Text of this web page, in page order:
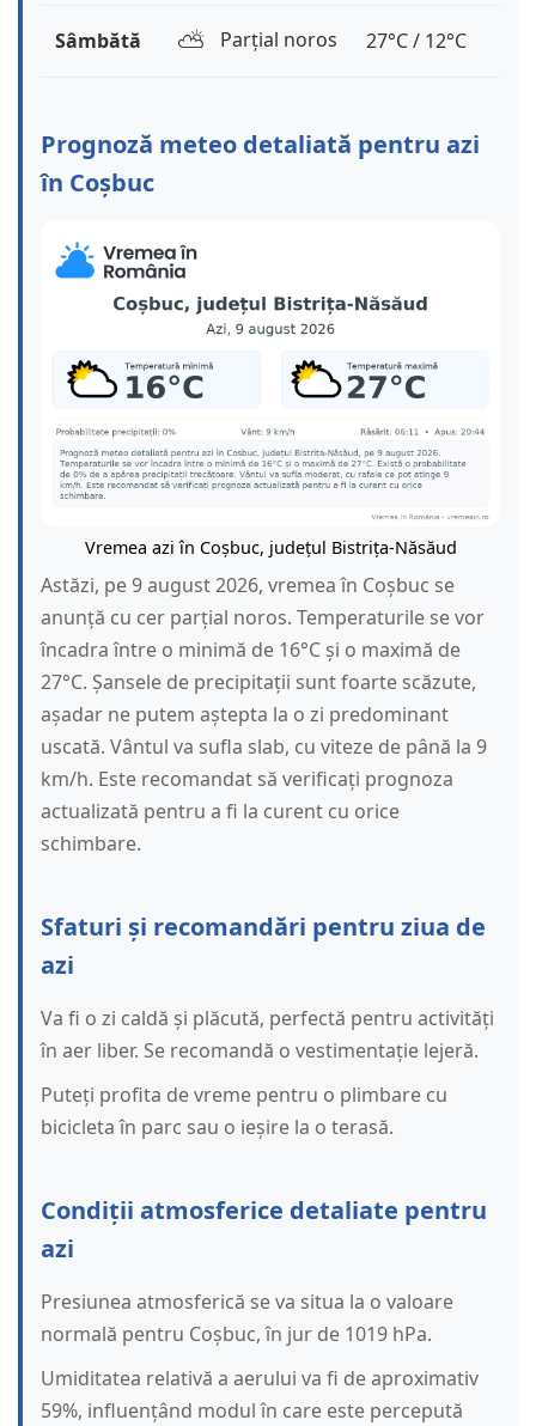
Sâmbătă ⛅️ Parțial noros 27°C / 12°C
Prognoză meteo detaliată pentru azi
în Coșbuc
Vremea azi în Coșbuc, județul Bistrița-Năsăud
Astăzi, pe 9 august 2026, vremea în Coșbuc se
anunță cu cer parțial noros. Temperaturile se vor
încadra între o minimă de 16°C și o maximă de
27°C. Șansele de precipitații sunt foarte scăzute,
așadar ne putem aștepta la o zi predominant
uscată. Vântul va sufla slab, cu viteze de până la 9
km/h. Este recomandat să verificați prognoza
actualizată pentru a fi la curent cu orice
schimbare.
Sfaturi și recomandări pentru ziua de
azi
Va fi o zi caldă și plăcută, perfectă pentru activități
în aer liber. Se recomandă o vestimentație lejeră.
Puteți profita de vreme pentru o plimbare cu
bicicleta în parc sau o ieșire la o terasă.
Condiții atmosferice detaliate pentru
azi
Presiunea atmosferică se va situa la o valoare
normală pentru Coșbuc, în jur de 1019 hPa.
Umiditatea relativă a aerului va fi de aproximativ
59%, influențând modul în care este percepută